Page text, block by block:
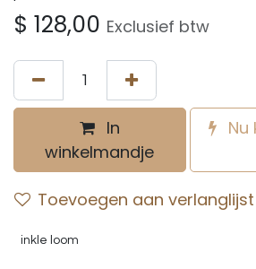
$ 128,00 Exclusief btw
In
winkelmandje
Nu
Toevoegen aan verlanglijst
inkle loom